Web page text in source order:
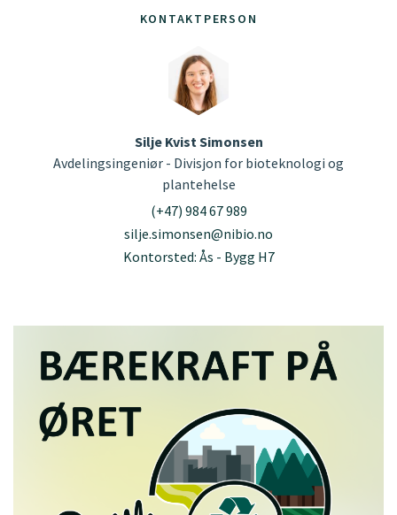
KONTAKTPERSON
Silje Kvist Simonsen
Avdelingsingeniør - Divisjon for bioteknologi og
plantehelse
(+47) 984 67 989
silje.simonsen@nibio.no
Kontorsted: Ås - Bygg H7